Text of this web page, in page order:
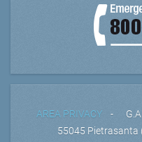
AREA PRIVACY-
55045 Pietrasanta